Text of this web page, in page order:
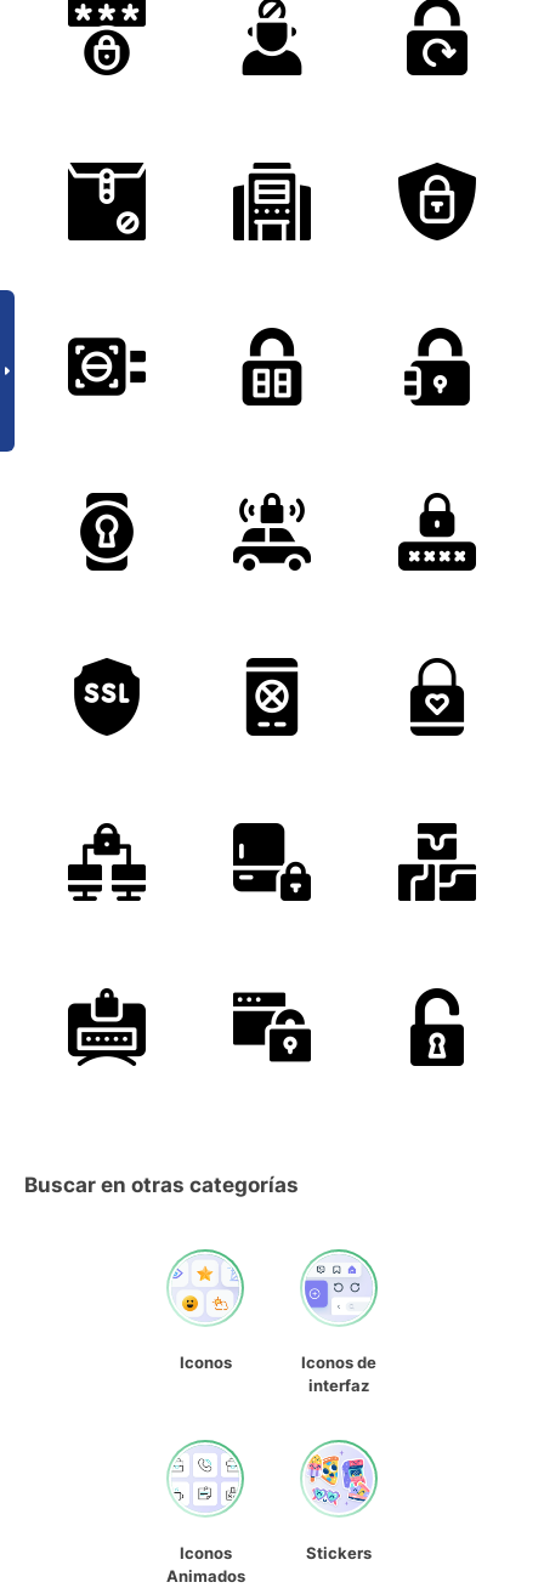
Buscar en otras categorías
Iconos
Iconos de
interfaz
Iconos
Animados
Stickers